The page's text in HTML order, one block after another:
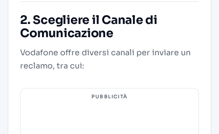
2. Scegliere il Canale di
Comunicazione
Vodafone offre diversi canali per inviare un
reclamo, tra cui:
PUBBLICITÀ